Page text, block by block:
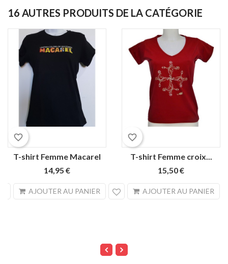
16 AUTRES PRODUITS DE LA CATÉGORIE
favorite_border
T-shirt Femme Macarel
14,95 €
AJOUTER AU PANIER search
favorite_border
T-shirt Femme croix...
15,50 €
AJOUTER AU PANIER